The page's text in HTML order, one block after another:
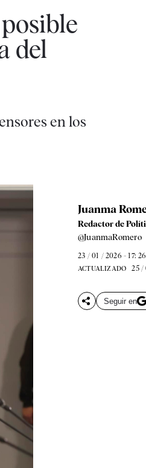
del
en los
Juanma
Redactor de
@JuanmaRomero
23 / 01 / 2026 - 17: 26
ACTUALIZADO 25 /
Seguir en